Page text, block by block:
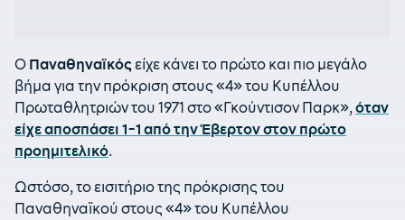
Ο Παναθηναϊκόςείχε κάνει το πρώτο και πιο μεγάλο
βήμα για την πρόκριση στους «4» του Κυπέλλου
Πρωταθλητριών του 1971 στο «Γκούντισον Παρκ»,όταν
είχε αποσπάσει 1-1 από την Έβερτον στον πρώτο
προημιτελικό.
Ωστόσο, τo εισιτήριο της πρόκρισης του
Παναθηναϊκού στους «4» του Κυπέλλου